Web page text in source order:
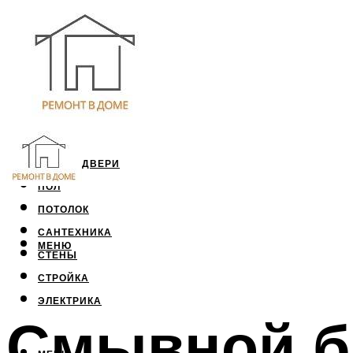
ОКНА И ДВЕРИ
ПОЛ
ПОТОЛОК
САНТЕХНИКА
СТЕНЫ
СТРОЙКА
ЭЛЕКТРИКА
МЕНЮ